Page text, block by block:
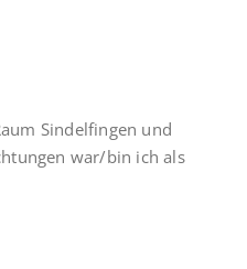
Sindelfingen und
war/bin ich als